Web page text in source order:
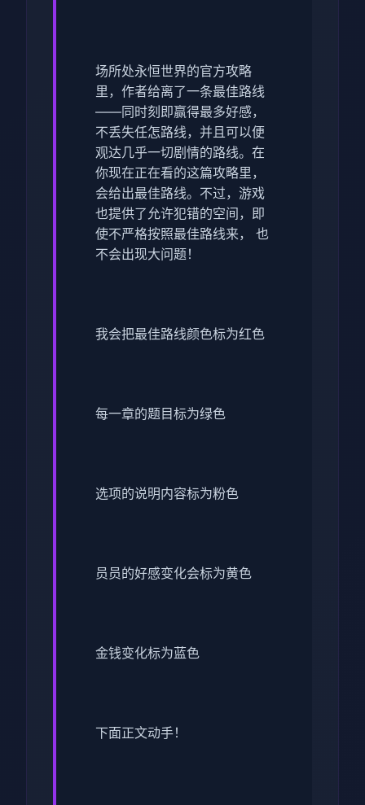
场所处永恒世界的官方攻略
里，作者给离了一条最佳路线
——同时刻即赢得最多好感，
不丢失任怎路线，并且可以便
观达几乎一切剧情的路线。在
你现在正在看的这篇攻略里，
会给出最佳路线。不过，游戏
也提供了允许犯错的空间，即
使不严格按照最佳路线来， 也
不会出现大问题！
我会把最佳路线颜色标为红色
每一章的题目标为绿色
选项的说明内容标为粉色
员员的好感变化会标为黄色
金钱变化标为蓝色
下面正文动手！